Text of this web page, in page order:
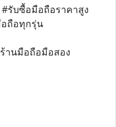
รับซื้อมือถือราคาสูง
ถือทุกรุ่น
านมือถือมือสอง